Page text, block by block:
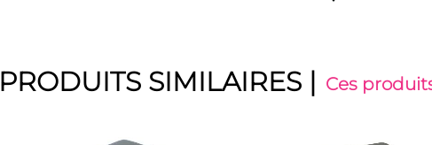
PRODUITS SIMILAIRES | Ces